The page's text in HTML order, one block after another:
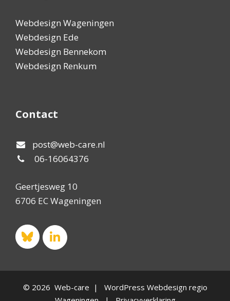
Webdesign Wageningen
Webdesign Ede
Webdesign Bennekom
Webdesign Renkum
Contact
post@web-care.nl
06-16064376
Geertjesweg 10
6706 EC Wageningen
© 2026 Web-care | WordPress Webdesign regio